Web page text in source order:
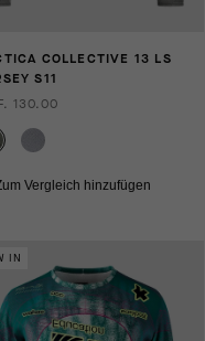
COLLECTIVE 13 LS
S11
130.00
Vergleich hinzufügen
IN